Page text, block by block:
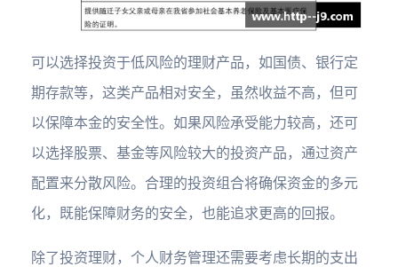
可以选择投资于低风险的理财产品，如国债、银行定
期存款等，这类产品相对安全，虽然收益不高，但可
以保障本金的安全性。如果风险承受能力较高，还可
以选择股票、基金等风险较大的投资产品，通过资产
配置来分散风险。合理的投资组合将确保资金的多元
化，既能保障财务的安全，也能追求更高的回报。
除了投资理财，个人财务管理还需要考虑长期的支出